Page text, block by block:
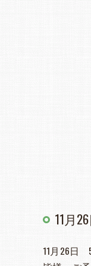
11月
11月26日